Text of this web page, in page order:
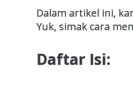
Dalam artikel ini,
Yuk, simak cara
Daftar Isi: